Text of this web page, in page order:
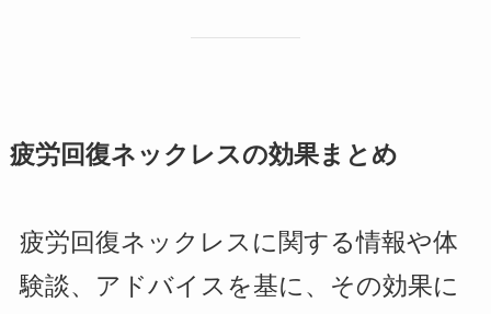
疲労回復ネックレスの効果まとめ
疲労回復ネックレスに関する情報や体
験談、アドバイスを基に、その効果に